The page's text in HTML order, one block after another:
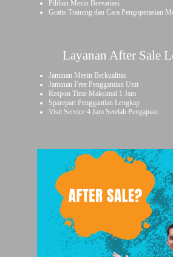
Pilihan Mesin Bervariasi
Gratis Training dan Cara Pengoperasian
Layanan After Sale
Jaminan Mesin Berkualitas
Jaminan Free Penggantian Unit
Respon Time Maksimal 1 Jam
Sparepart Penggantian Lengkap
Visit Service 4 Jam Setelah Pengajuan